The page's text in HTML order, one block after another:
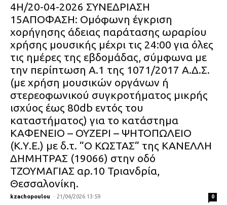
4Η/20-04-2026 ΣΥΝΕΔΡΙΑΣΗ
15ΑΠΟΦΑΣΗ: Ομόφωνη έγκριση
χορήγησης άδειας παράτασης ωραρίου
χρήσης μουσικής μέχρι τις 24:00 για όλες
τις ημέρες της εβδομάδας, σύμφωνα με
την περίπτωση Α.1 της 1071/2017 Α.Δ.Σ.
(με χρήση μουσικών οργάνων ή
στερεοφωνικού συγκροτήματος μικρής
ισχύος έως 80db εντός του
καταστήματος) για το κατάστημα
ΚΑΦΕΝΕΙΟ – ΟΥΖΕΡΙ – ΨΗΤΟΠΩΛΕΙΟ
(Κ.Υ.Ε.) με δ.τ. “Ο ΚΩΣΤΑΣ“ της ΚΑΝΕΛΛΗ
ΔΗΜΗΤΡΑΣ (19066) στην οδό
ΤΖΟΥΜΑΓΙΑΣ αρ.10 Τριανδρία,
Θεσσαλονίκη.
kzachopoulou - 21/04/2026 13:59 0